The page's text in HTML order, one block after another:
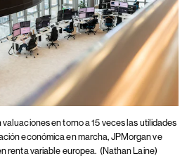
valuaciones en torno a 15 veces las utilidades
económica en marcha, JPMorgan ve
renta variable europea. (Nathan Laine)